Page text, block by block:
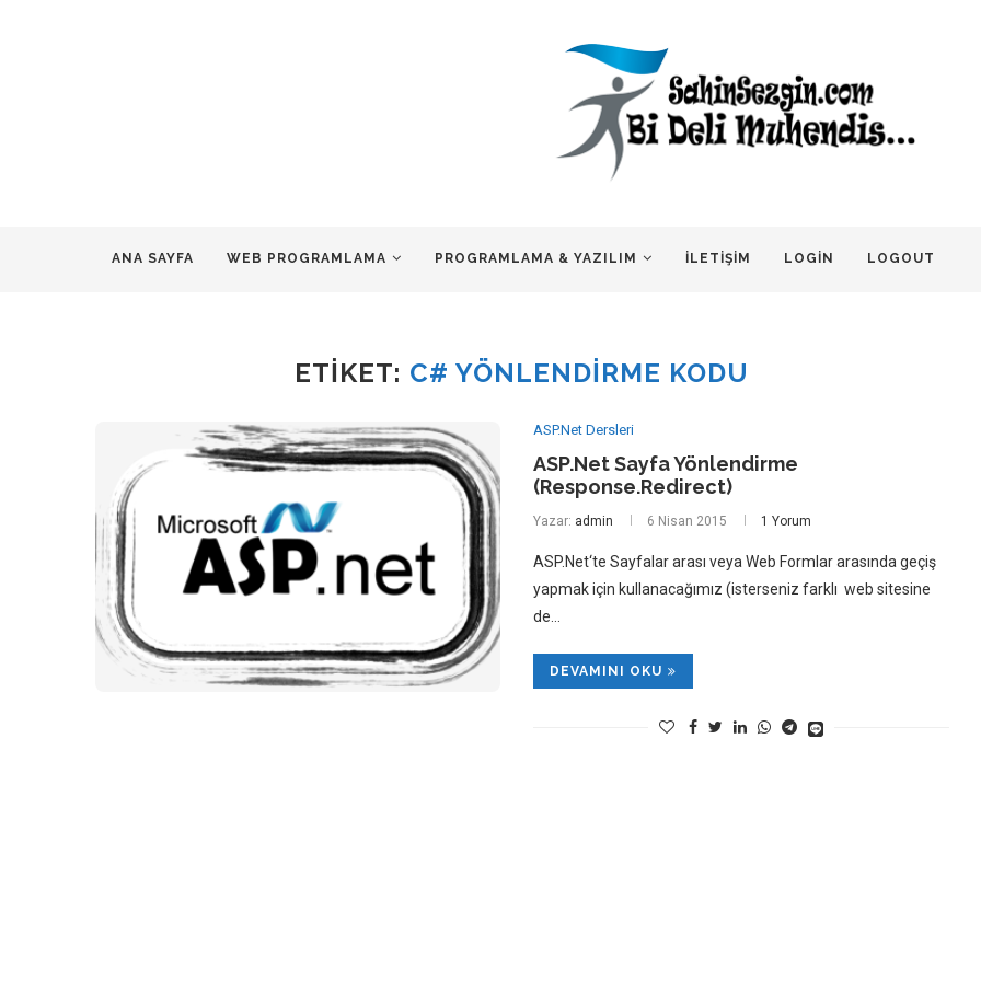
ANA SAYFA WEB PROGRAMLAMA PROGRAMLAMA & YAZILIM İLETIŞIM LOGIN LOGOUT
ETIKET: C# YÖNLENDIRME KODU
ASP.Net Dersleri
ASP.Net Sayfa Yönlendirme
(Response.Redirect)
Yazar: admin 6 Nisan 2015 1 Yorum
ASP.Net‘te Sayfalar arası veya Web Formlar arasında geçiş
yapmak için kullanacağımız (isterseniz farklı web sitesine
de…
DEVAMINI OKU